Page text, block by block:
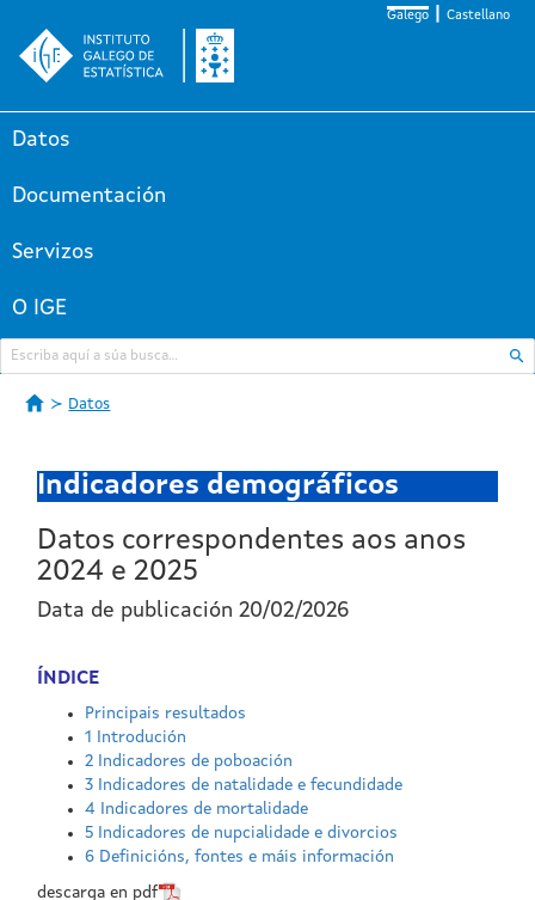
Galego Castellano
Datos
Documentación
Servizos
O IGE
Datos